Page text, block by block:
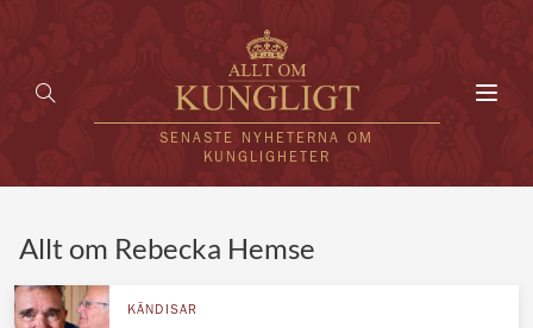
SENASTE NYHETERNA OM
KUNGLIGHETER
Allt om Rebecka Hemse
KÄNDISAR